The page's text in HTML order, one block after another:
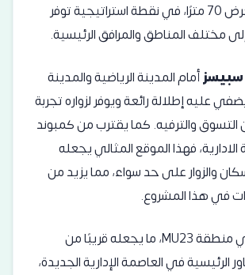
محور رئيسي بعرض 70 مترًا، في نقطة استراتيجية توفر
مختلف المناطق والمرافق الرئيسية.
سبيسزأمام المدينة الرياضية والمدينة
عليه إطلالة رائعة ويوفر لزواره تجربة
التسوق والترفيه. كما يقترب منكمبوند
، فهذا الموقع المثالي يجعله
والزوار على حد سواء، مما يزيد من
في هذا المشروع.
يقع المشروع في منطقة MU23، ما يجعله قريبًا من
الرئيسية في العاصمة الإدارية الجديدة،